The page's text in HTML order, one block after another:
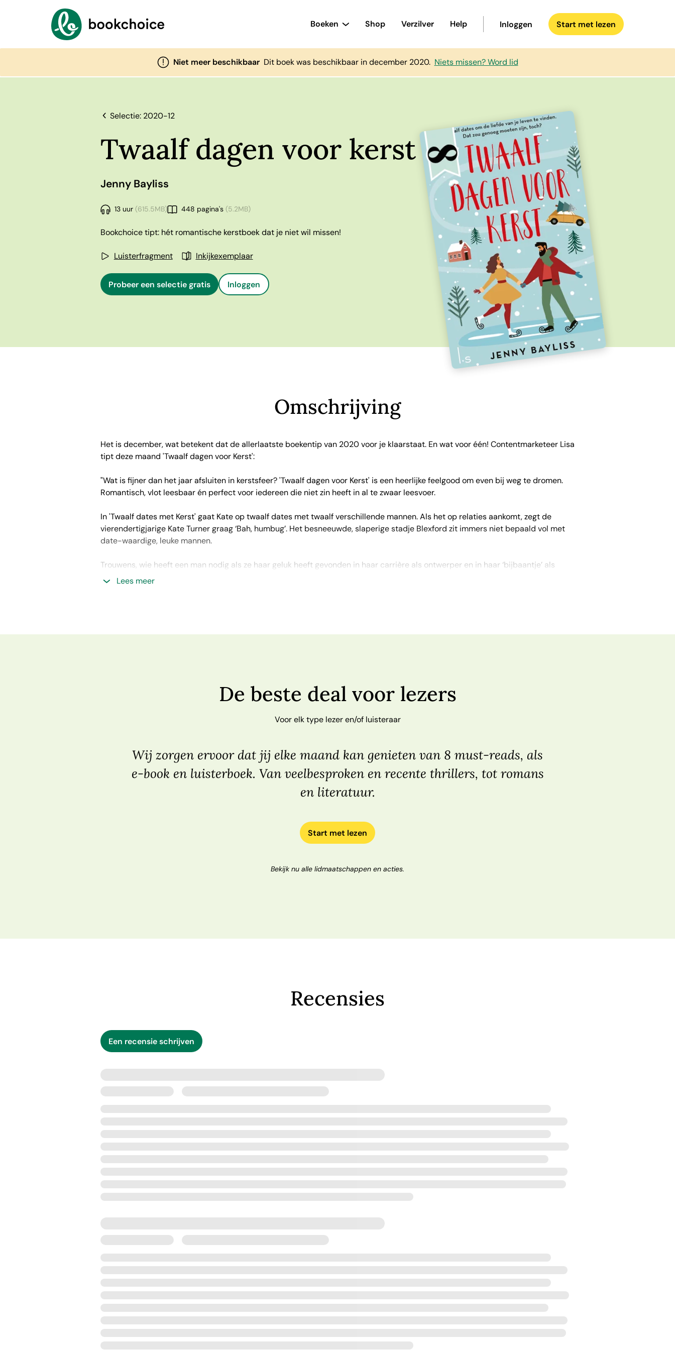
Boeken Shop Verzilver Help Inloggen Start met lezen
Niet meer beschikbaar Dit boek was beschikbaar in december 2020. Niets missen? Word lid
Selectie: 2020-12
Twaalf dagen voor kerst
Jenny Bayliss
13 uur(615.5MB) 448 pagina's(5.2MB)
Bookchoice tipt: hét romantische kerstboek dat je niet wil missen!
Luisterfragment Inkijkexemplaar
Probeer een selectie gratis Inloggen
Omschrijving
Het is december, wat betekent dat de allerlaatste boekentip van 2020 voor je klaarstaat. En wat voor één! Contentmarketeer Lisa
tipt deze maand 'Twaalf dagen voor Kerst':
"Wat is fijner dan het jaar afsluiten in kerstsfeer? 'Twaalf dagen voor Kerst' is een heerlijke feelgood om even bij weg te dromen.
Romantisch, vlot leesbaar én perfect voor iedereen die niet zin heeft in al te zwaar leesvoer.
In 'Twaalf dates met Kerst' gaat Kate op twaalf dates met twaalf verschillende mannen. Als het op relaties aankomt, zegt de
vierendertigjarige Kate Turner graag ‘Bah, humbug’. Het besneeuwde, slaperige stadje Blexford zit immers niet bepaald vol met
date-waardige, leuke mannen.
Trouwens, wie heeft een man nodig als ze haar geluk heeft gevonden in haar carrière als ontwerper en in haar ‘bijbaantje’ als
bakker voor het café van haar jeugdvriend Matt? Maar dan schrijft haar goedbedoelende beste vriendin Laura haar in voor een
Lees meer
De beste deal voor lezers
Voor elk type lezer en/of luisteraar
Wij zorgen ervoor dat jij elke maand kan genieten van 8 must-reads, als
e-book en luisterboek. Van veelbesproken en recente thrillers, tot romans
en literatuur.
Start met lezen
Bekijk nu alle lidmaatschappen en acties.
Recensies
Een recensie schrijven